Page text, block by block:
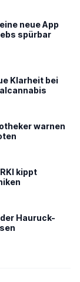
neue App
spürbar
Klarheit bei
warnen
kippt
Hauruck-